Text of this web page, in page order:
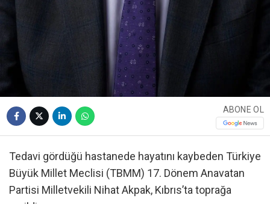
ABONE OL
Tedavi gördüğü hastanede hayatını kaybeden Türkiye
Büyük Millet Meclisi (TBMM) 17. Dönem Anavatan
Partisi Milletvekili Nihat Akpak, Kıbrıs’ta toprağa